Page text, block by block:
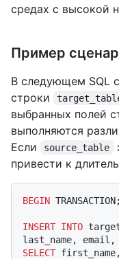
средах с высокой
Пример
В следующем SQL
строки
выбранных полей
выполняются
Если
source_table
привести к
BEGIN TRANSACTION;
INSERT INTO
SELECT